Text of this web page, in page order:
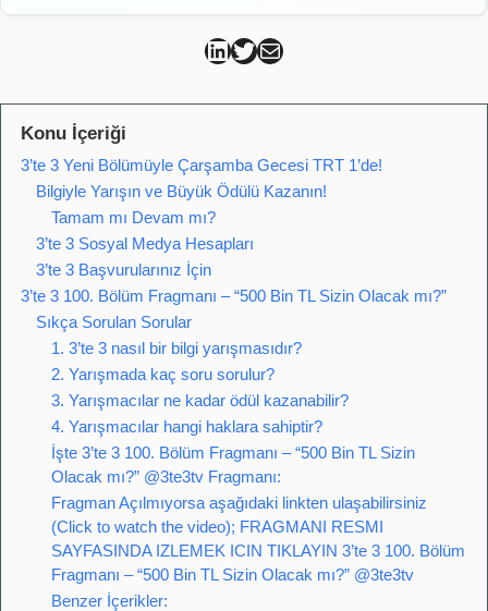
Can Kütahya Linkedin
Can Kütahya Twitter
Can Kütahya Mail
Konu İçeriği
3’te 3 Yeni Bölümüyle Çarşamba Gecesi TRT 1’de!
Bilgiyle Yarışın ve Büyük Ödülü Kazanın!
Tamam mı Devam mı?
3’te 3 Sosyal Medya Hesapları
3’te 3 Başvurularınız İçin
3’te 3 100. Bölüm Fragmanı – “500 Bin TL Sizin Olacak mı?”
Sıkça Sorulan Sorular
1. 3’te 3 nasıl bir bilgi yarışmasıdır?
2. Yarışmada kaç soru sorulur?
3. Yarışmacılar ne kadar ödül kazanabilir?
4. Yarışmacılar hangi haklara sahiptir?
İşte 3’te 3 100. Bölüm Fragmanı – “500 Bin TL Sizin
Olacak mı?” @3te3tv Fragmanı:
Fragman Açılmıyorsa aşağıdaki linkten ulaşabilirsiniz
(Click to watch the video); FRAGMANI RESMI
SAYFASINDA IZLEMEK ICIN TIKLAYIN 3’te 3 100. Bölüm
Fragmanı – “500 Bin TL Sizin Olacak mı?” @3te3tv
Benzer İçerikler: